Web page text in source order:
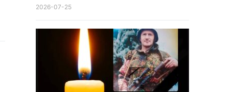
2026-07-25